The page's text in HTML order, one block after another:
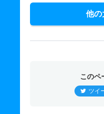
他の
このペ
ツイ